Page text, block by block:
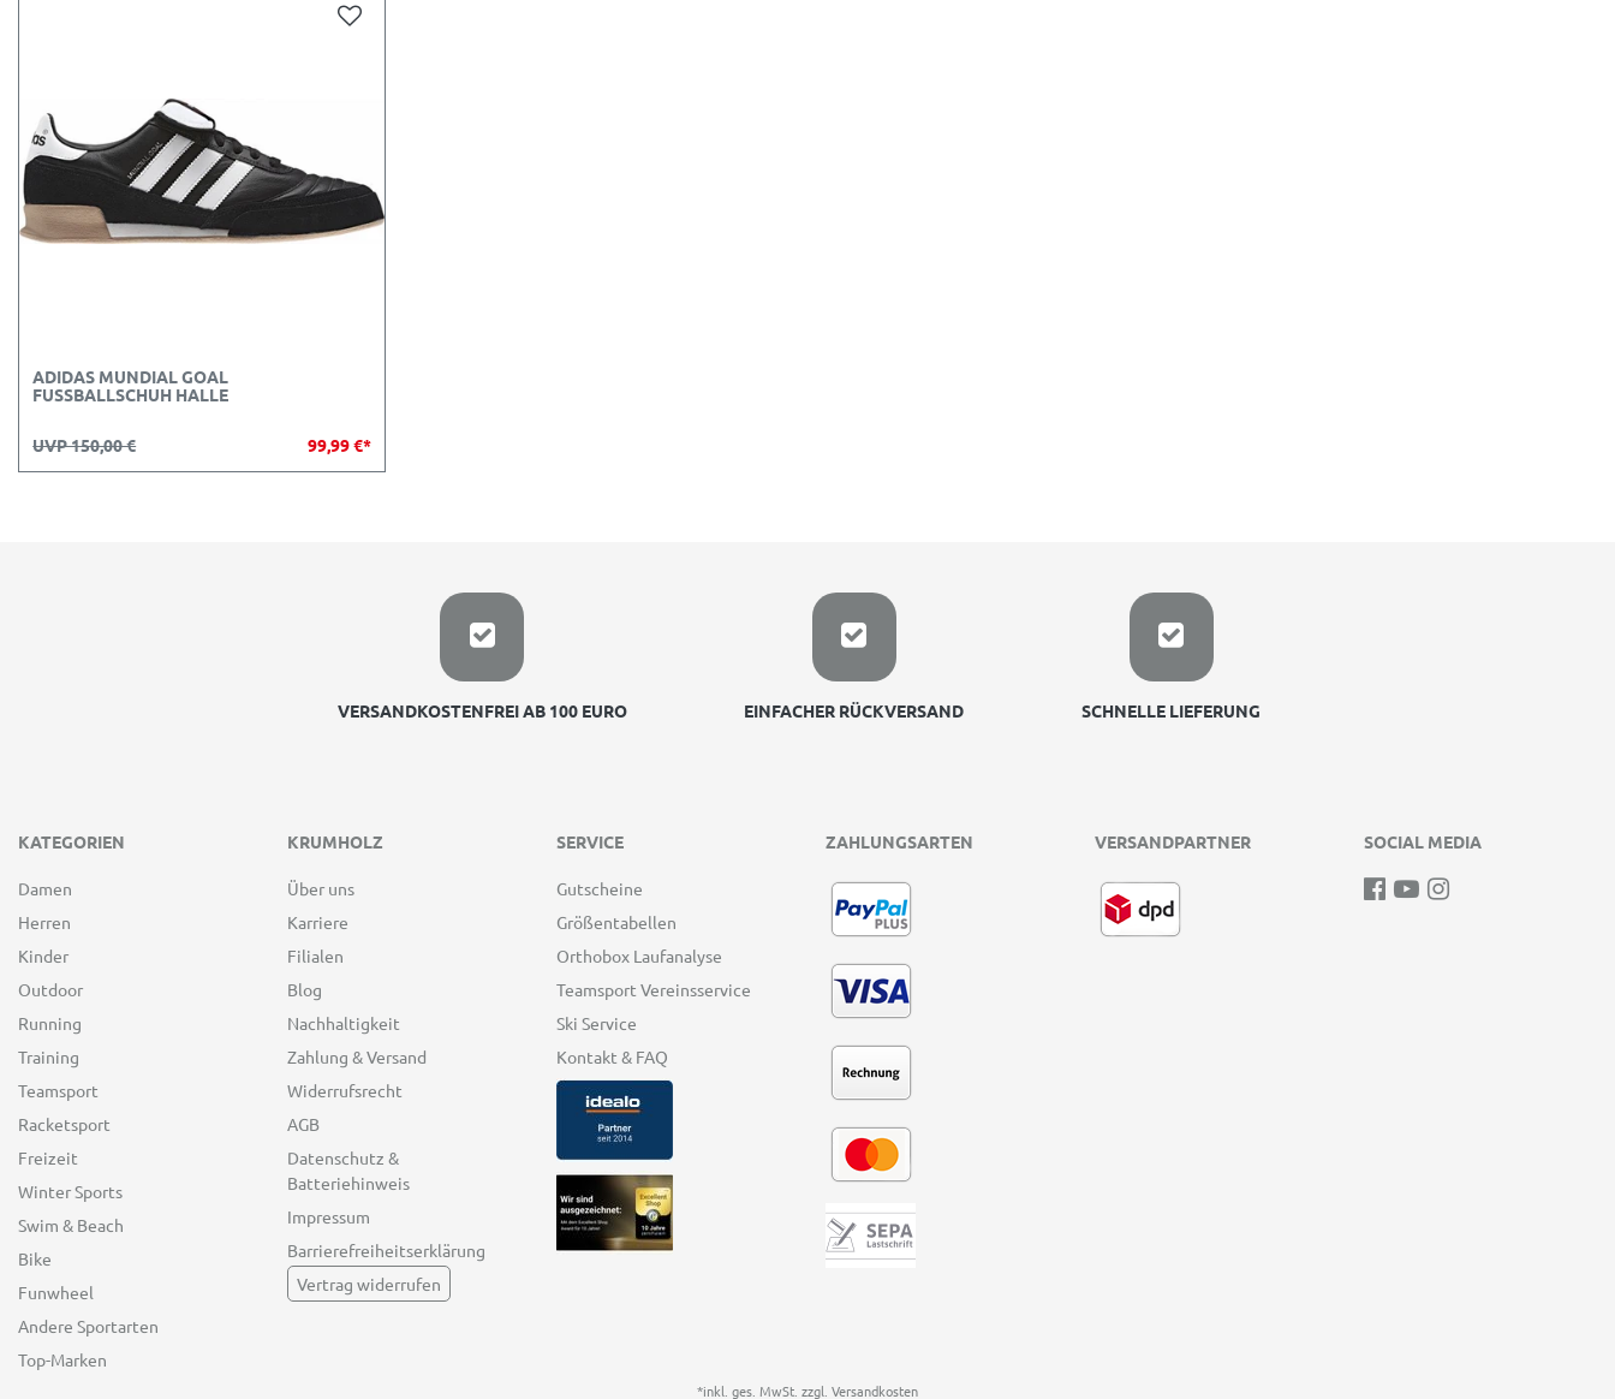
ADIDAS MUNDIAL GOAL
FUSSBALLSCHUH HALLE
UVP 150,00 € 99,99 €*
VERSANDKOSTENFREI AB 100 EURO EINFACHER RÜCKVERSAND SCHNELLE LIEFERUNG
KATEGORIEN
Damen
Herren
Kinder
Outdoor
Running
Training
Teamsport
Racketsport
Freizeit
Winter Sports
Swim & Beach
Bike
Funwheel
Andere Sportarten
Top-Marken
KRUMHOLZ
Über uns
Karriere
Filialen
Blog
Nachhaltigkeit
Zahlung & Versand
Widerrufsrecht
AGB
Datenschutz &
Batteriehinweis
Impressum
Barrierefreiheitserklärung
Vertrag widerrufen
SERVICE
Gutscheine
Größentabellen
Orthobox Laufanalyse
Teamsport Vereinsservice
Ski Service
Kontakt & FAQ
ZAHLUNGSARTEN VERSANDPARTNER SOCIAL MEDIA
*inkl. ges. MwSt. zzgl. Versandkosten